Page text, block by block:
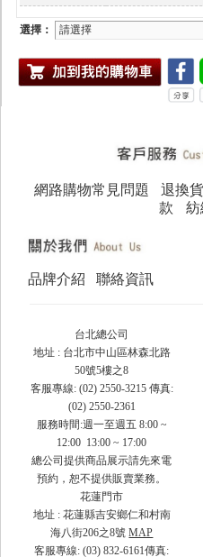
選擇：
網路購物常見問題 退換
款
紡
品牌介紹 聯絡資訊
台北總公司
地址 : 台北市中山區林森北路
50號5樓之8
客服專線: (02) 2550-3215 傳真:
(02) 2550-2361
服務時間:週一至週五 8:00 ~
12:00 13:00 ~ 17:00
總公司提供商品展示請先來電
預約，恕不提供販賣業務。
花蓮門市
地址 : 花蓮縣吉安鄉仁和村南
海八街206之8號MAP
客服專線: (03) 832-6161傳真: